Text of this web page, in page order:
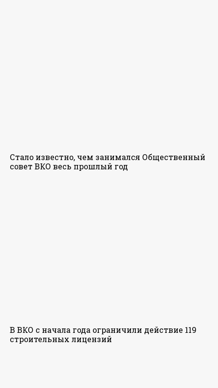
Стало известно, чем занимался Общественный
совет ВКО весь прошлый год
В ВКО с начала года ограничили действие 119
строительных лицензий